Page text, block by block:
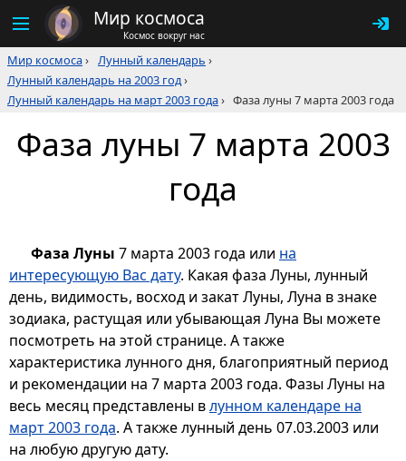
Мир космоса
Космос вокруг нас
Мир космоса› Лунный календарь ›
Лунный календарь на 2003 год›
Лунный календарь на март 2003 года› Фаза луны 7 марта 2003 года
Фаза луны 7 марта 2003
года
Фаза Луны 7 марта 2003 года или на
интересующую Вас дату. Какая фаза Луны, лунный
день, видимость, восход и закат Луны, Луна в знаке
зодиака, растущая или убывающая Луна Вы можете
посмотреть на этой странице. А также
характеристика лунного дня, благоприятный период
и рекомендации на 7 марта 2003 года. Фазы Луны на
весь месяц представлены влунном календаре на
март 2003 года. А также лунный день 07.03.2003 или
на любую другую дату.